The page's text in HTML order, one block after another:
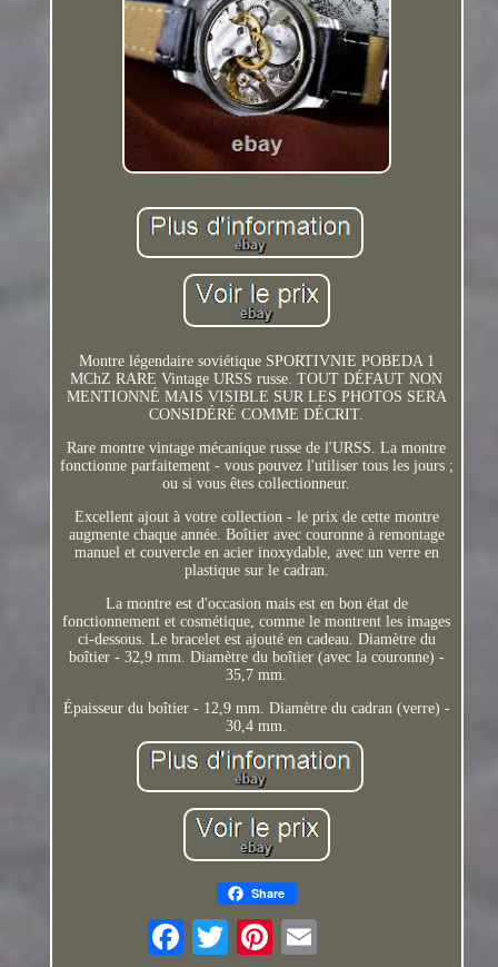
Montre légendaire soviétique SPORTIVNIE POBEDA 1
MChZ RARE Vintage URSS russe. TOUT DÉFAUT NON
MENTIONNÉ MAIS VISIBLE SUR LES PHOTOS SERA
CONSIDÉRÉ COMME DÉCRIT.
Rare montre vintage mécanique russe de l'URSS. La montre
fonctionne parfaitement - vous pouvez l'utiliser tous les jours ;
ou si vous êtes collectionneur.
Excellent ajout à votre collection - le prix de cette montre
augmente chaque année. Boîtier avec couronne à remontage
manuel et couvercle en acier inoxydable, avec un verre en
plastique sur le cadran.
La montre est d'occasion mais est en bon état de
fonctionnement et cosmétique, comme le montrent les images
ci-dessous. Le bracelet est ajouté en cadeau. Diamètre du
boîtier - 32,9 mm. Diamètre du boîtier (avec la couronne) -
35,7 mm.
Épaisseur du boîtier - 12,9 mm. Diamètre du cadran (verre) -
30,4 mm.
Share